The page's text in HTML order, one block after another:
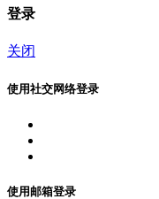
登录
关闭
使用社交网络登录
使用邮箱登录